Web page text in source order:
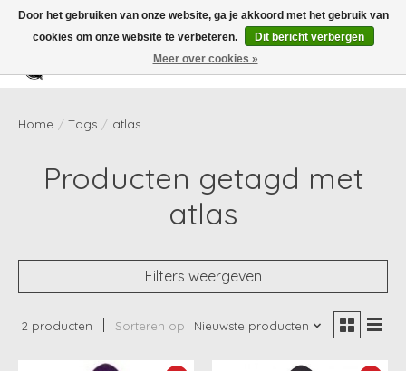
Verlanglijst
Home / Tags / atlas
Producten getagd met
atlas
Filters weergeven
2 producten Sorteren op Nieuwste producten
Door het gebruiken van onze website, ga je akkoord met het gebruik van
cookies om onze website te verbeteren.
Dit bericht verbergen
Meer over cookies »